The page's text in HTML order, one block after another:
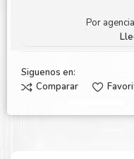
Por
Siguenos en:
Comparar